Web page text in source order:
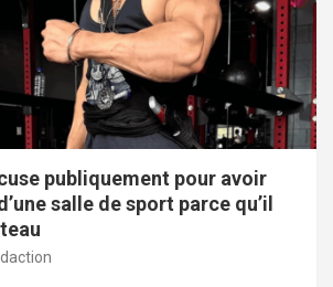
publiquement pour avoir
salle de sport parce qu’il